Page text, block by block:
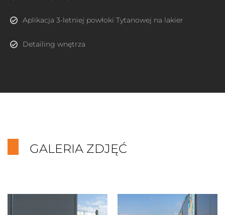
Aplikacja 3-letniej powłoki Tytanowej na lakier
Detailing wnętrza
GALERIA ZDJĘĆ